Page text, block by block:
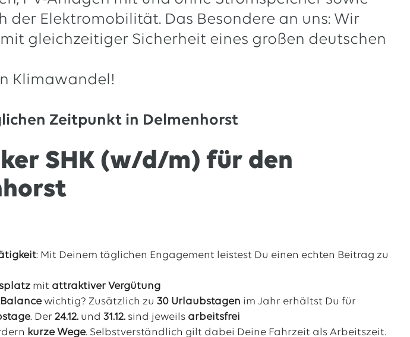
der Elektromobilität. Das Besondere an uns: Wir
gleichzeitiger Sicherheit eines großen deutschen
Klimawandel!
Zeitpunkt in Delmenhorst
SHK (w/d/m) für den
: Mit Deinem täglichen Engagement leistest Du einen echten Beitrag zu
mit attraktiver Vergütung
wichtig? Zusätzlich zu30 Urlaubstagen im Jahr erhältst Du für
. Der24.12. und31.12. sind jeweils arbeitsfrei
kurze Wege. Selbstverständlich gilt dabei Deine Fahrzeit als Arbeitszeit.